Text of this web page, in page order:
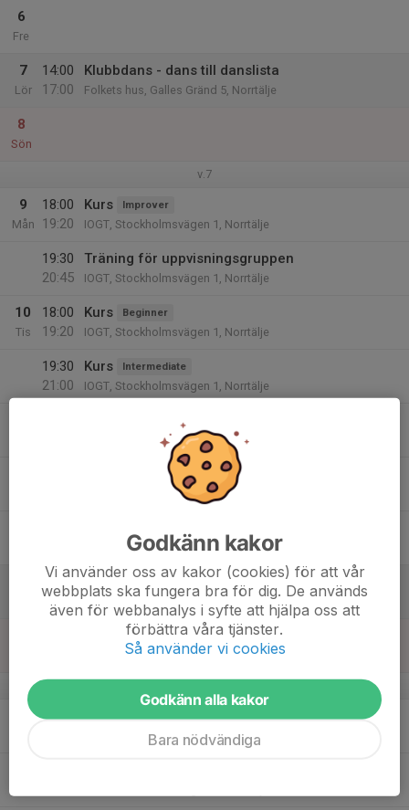
6
Fre
7
Lör
14:00
17:00
Klubbdans - dans till danslista
Folkets hus, Galles Gränd 5, Norrtälje
8
Sön
v.7
9
Mån
18:00
19:20
Kurs Improver
IOGT, Stockholmsvägen 1, Norrtälje
19:30
20:45
Träning för uppvisningsgruppen
IOGT, Stockholmsvägen 1, Norrtälje
10
Tis
18:00
19:20
Kurs Beginner
IOGT, Stockholmsvägen 1, Norrtälje
19:30
21:00
Kurs Intermediate
IOGT, Stockholmsvägen 1, Norrtälje
16
18:00
Kurs Improver
IOGT, Stockholmsvägen 1, Norrtälje
Godkänn kakor
Vi använder oss av kakor (cookies) för att vår
webbplats ska fungera bra för dig. De används
även för webbanalys i syfte att hjälpa oss att
förbättra våra tjänster.
Så använder vi cookies
Godkänn alla kakor
Bara nödvändiga